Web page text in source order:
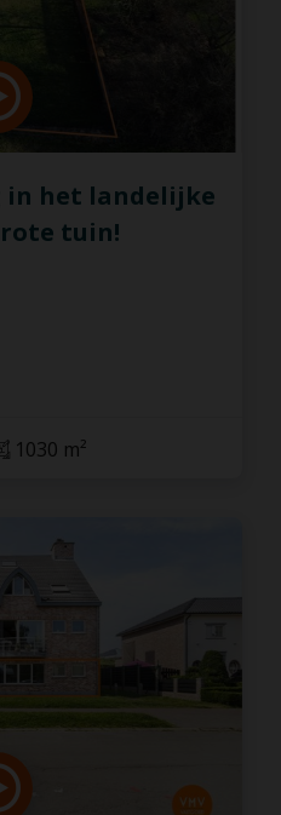
in het landelijke
tuin!
1030 m²